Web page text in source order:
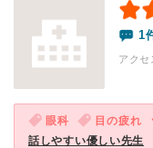
1
アク
眼科 目の疲れ
話しやすい優しい先生